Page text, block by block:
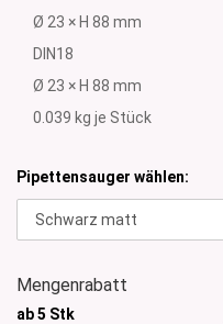
Ø 23 × H 88 mm
DIN18
Ø 23 × H 88 mm
0.039 kg je Stück
Pipettensauger wählen:
Mengenrabatt
ab 5 Stk